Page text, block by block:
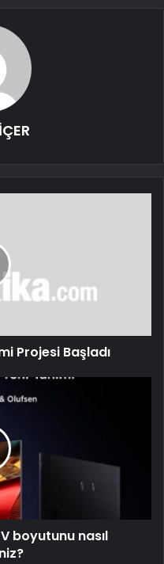
Projesi Başladı
boyutunu nasıl